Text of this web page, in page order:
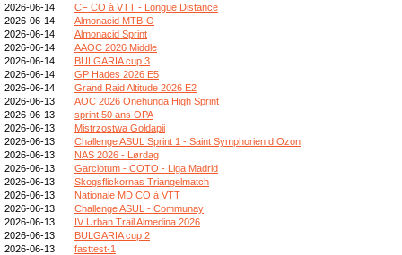
2026-06-14
CF CO à VTT - Longue Distance
2026-06-14
Almonacid MTB-O
2026-06-14
Almonacid Sprint
2026-06-14
AAOC 2026 Middle
2026-06-14
BULGARIA cup 3
2026-06-14
GP Hades 2026 E5
2026-06-14
Grand Raid Altitude 2026 E2
2026-06-13
AOC 2026 Onehunga High Sprint
2026-06-13
sprint 50 ans OPA
2026-06-13
Mistrzostwa Gołdapii
2026-06-13
Challenge ASUL Sprint 1 - Saint Symphorien d Ozon
2026-06-13
NAS 2026 - Lørdag
2026-06-13
Garciotum - COTO - Liga Madrid
2026-06-13
Skogsflickornas Triangelmatch
2026-06-13
Nationale MD CO à VTT
2026-06-13
Challenge ASUL - Communay
2026-06-13
IV Urban Trail Almedina 2026
2026-06-13
BULGARIA cup 2
2026-06-13
fasttest-1